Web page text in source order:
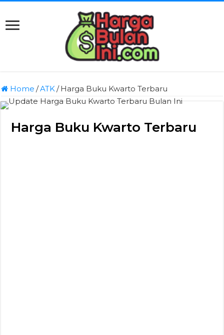
Home /ATK/Harga Buku Kwarto Terbaru
Harga Buku Kwarto Terbaru